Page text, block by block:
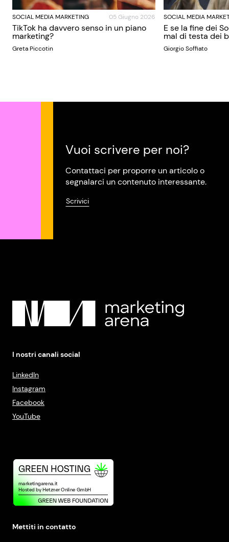
SOCIAL MEDIA MARKETING 05 Giugno 2026
TikTok ha davvero senso in un piano
marketing?
Greta Piccotin
SOCIAL MEDIA
E se la fine dei
mal di testa dei
Giorgio Soffiato
Vuoi scrivere per noi?
Contattaci per proporre un articolo o
segnalarci un contenuto interessante.
Scrivici
I nostri canali social
LinkedIn
Instagram
Facebook
YouTube
Mettiti in contatto